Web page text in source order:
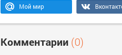
Мой мир
Комментарии (0)